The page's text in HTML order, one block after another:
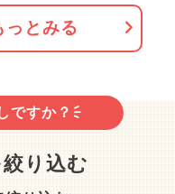
っとみる
ですか？
り込む